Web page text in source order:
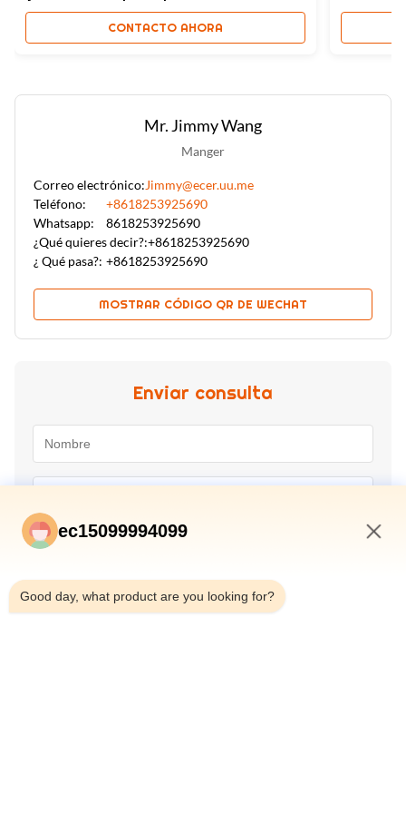
interiores
CONTACTO AHORA
Mr. Jimmy Wang
Manger
Correo electrónico:Jimmy@ecer.uu.me
Teléfono:
+8618253925690
Whatsapp:
8618253925690
¿Qué quieres decir?:+8618253925690
¿ Qué pasa?: +8618253925690
MOSTRAR CÓDIGO QR DE WECHAT
Enviar consulta
ec15099994099
Good day, what product are you looking for?